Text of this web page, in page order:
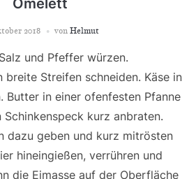
Omelett
2018 von Helmut
und Pfeffer würzen.
breite Streifen schneiden. Käse in
Butter in einer ofenfesten Pfanne
kurz anbraten.
dazu geben und kurz mitrösten
hineingießen, verrühren und
die Eimasse auf der Oberfläche